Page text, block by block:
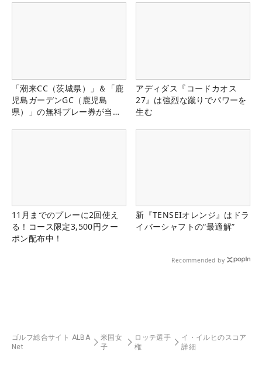
「潮来CC（茨城県）」＆「鹿
児島ガーデンGC（鹿児島
県）」の無料プレー券が当た
アディダス『コードカオス
27』は強烈な蹴りでパワーを
生む
11月までのプレーに2回使え
る！コース限定3,500円クー
ポン配布中！
新『TENSEIオレンジ』はドラ
イバーシャフトの“最適解”
Recommended by
ゴルフ総合サイト ALBA
Net
米国女
子
ロッテ選手
権
イ・イルヒのスコア
詳細